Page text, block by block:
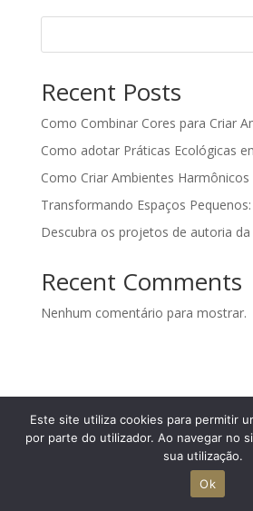
Recent Posts
Como Combinar Cores para Criar
Como adotar Práticas Ecológicas
Como Criar Ambientes
Transformando Espaços
Descubra os projetos de autoria da
Recent Comments
Nenhum comentário para mostrar.
Este site utiliza cookies para permitir
por parte do utilizador. Ao navegar no
sua utilização.
Ok